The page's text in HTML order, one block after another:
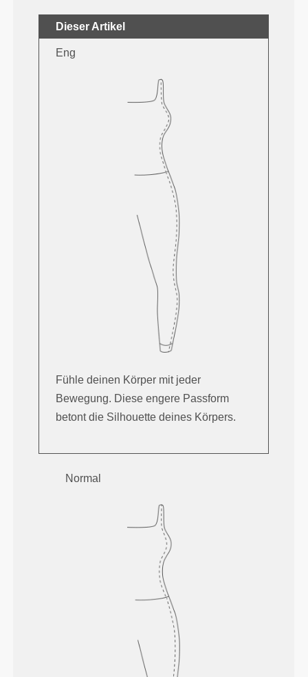
Dieser Artikel
Eng
Fühle deinen Körper mit jeder
Bewegung. Diese engere Passform
betont die Silhouette deines Körpers.
Normal